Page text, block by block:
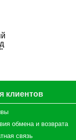
клиентов
обмена и возврата
связь